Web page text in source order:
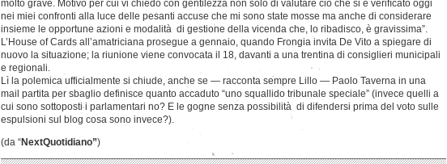
molto grave. Motivo per cui vi chiedo con gentilezza non solo di valutare ciò che si è verifìcato oggi
nei miei confronti alla luce delle pesanti accuse che mi sono state mosse ma anche di considerare
insieme le opportune azioni e modalità di gestione della vicenda che, lo ribadisco, è gravissima”.
L’House of Cards all’amatriciana prosegue a gennaio, quando Frongia invita De Vito a spiegare di
nuovo la situazione; la riunione viene convocata il 18, davanti a una trentina di consiglieri municipali
e regionali.
Lì la polemica ufficialmente si chiude, anche se — racconta sempre Lillo — Paolo Taverna in una
mail partita per sbaglio definisce quanto accaduto “uno squallido tribunale speciale” (invece quelli a
cui sono sottoposti i parlamentari no? E le gogne senza possibilità di difendersi prima del voto sulle
espulsioni sul blog cosa sono invece?).
(da “NextQuotidiano”)